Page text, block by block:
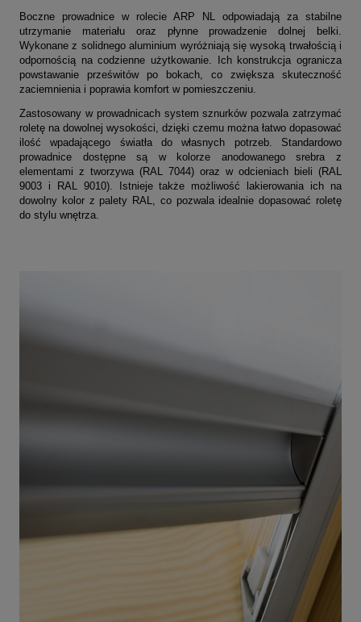
Boczne prowadnice w rolecie ARP NL odpowiadają za stabilne
utrzymanie materiału oraz płynne prowadzenie dolnej belki.
Wykonane z solidnego aluminium wyróżniają się wysoką trwałością i
odpornością na codzienne użytkowanie. Ich konstrukcja ogranicza
powstawanie prześwitów po bokach, co zwiększa skuteczność
zaciemnienia i poprawia komfort w pomieszczeniu.
Zastosowany w prowadnicach system sznurków pozwala zatrzymać
roletę na dowolnej wysokości, dzięki czemu można łatwo dopasować
ilość wpadającego światła do własnych potrzeb. Standardowo
prowadnice dostępne są w kolorze anodowanego srebra z
elementami z tworzywa (RAL 7044) oraz w odcieniach bieli (RAL
9003 i RAL 9010). Istnieje także możliwość lakierowania ich na
dowolny kolor z palety RAL, co pozwala idealnie dopasować roletę
do stylu wnętrza.